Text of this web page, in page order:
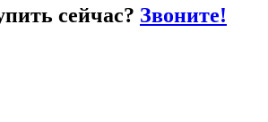
сейчас? Звоните!